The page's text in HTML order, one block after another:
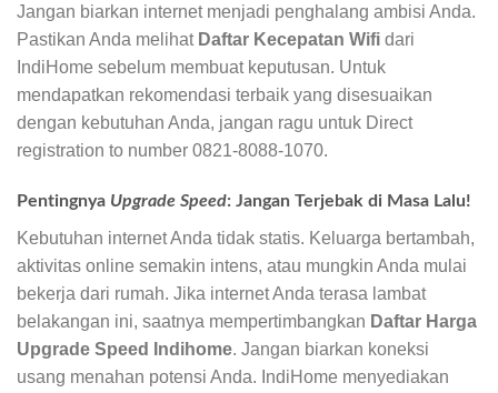
Jangan biarkan internet menjadi penghalang ambisi Anda.
Pastikan Anda melihat Daftar Kecepatan Wifi dari
IndiHome sebelum membuat keputusan. Untuk
mendapatkan rekomendasi terbaik yang disesuaikan
dengan kebutuhan Anda, jangan ragu untuk Direct
registration to number 0821-8088-1070.
Pentingnya Upgrade Speed: Jangan Terjebak di Masa Lalu!
Kebutuhan internet Anda tidak statis. Keluarga bertambah,
aktivitas online semakin intens, atau mungkin Anda mulai
bekerja dari rumah. Jika internet Anda terasa lambat
belakangan ini, saatnya mempertimbangkan Daftar Harga
Upgrade Speed Indihome. Jangan biarkan koneksi
usang menahan potensi Anda. IndiHome menyediakan